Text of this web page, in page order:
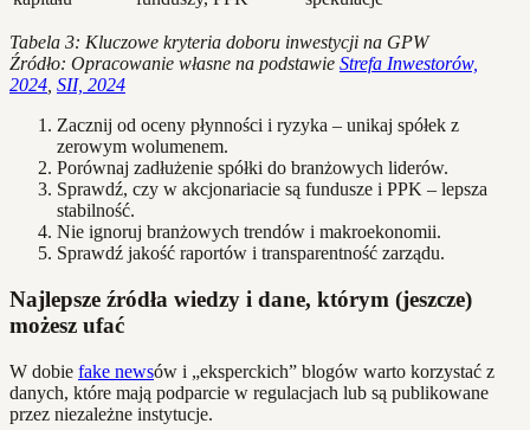
Tabela 3: Kluczowe kryteria doboru inwestycji na GPW
Źródło: Opracowanie własne na podstawie Strefa Inwestorów,
2024 SII, 2024
Zacznij od oceny płynności i ryzyka – unikaj spółek z
zerowym wolumenem.
Porównaj zadłużenie spółki do branżowych liderów.
Sprawdź, czy w akcjonariacie są fundusze i PPK – lepsza
stabilność.
Nie ignoruj branżowych trendów i makroekonomii.
Sprawdź jakość raportów i transparentność zarządu.
Najlepsze źródła wiedzy i dane, którym (jeszcze)
możesz ufać
W dobie fake newsów i „eksperckich” blogów warto korzystać z
danych, które mają podparcie w regulacjach lub są publikowane
przez niezależne instytucje.